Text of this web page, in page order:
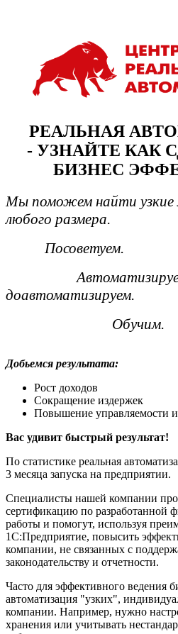
РЕАЛЬНАЯ
- УЗНАЙТЕ КАК
БИЗНЕС
Мы поможем найти узкие
любого размера.
Посоветуем.
Автоматизируем
доавтоматизируем.
Обучим.
Добьемся результата:
Рост доходов
Сокращение издержек
Повышение управляемости и
Вас удивит быстрый результат!
По статистике реальная
3 месяца запуска на предприятии.
Специалисты нашей компании
сертификацию по разработанной
работы и помогут, используя
1С:Предприятие, повысить
компании, не связанных с
законодательству и отчетности.
Часто для эффективного ведения
автоматизация "узких",
компании. Например, нужно
хранения или учитывать